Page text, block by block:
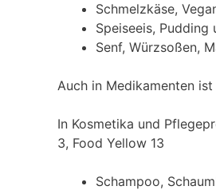
Schmelzkäse,
Speiseeis, Pudding
Senf, Würzsoßen,
Auch in Medikamenten
In Kosmetika und
3, Food Yellow 13
Schampoo,